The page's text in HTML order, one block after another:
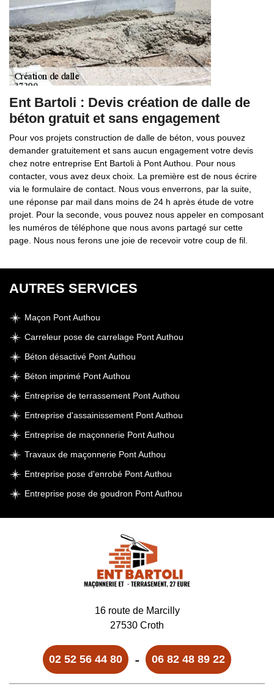
Ent Bartoli : Devis création de dalle de
béton gratuit et sans engagement
Pour vos projets construction de dalle de béton, vous pouvez
demander gratuitement et sans aucun engagement votre devis
chez notre entreprise Ent Bartoli à Pont Authou. Pour nous
contacter, vous avez deux choix. La première est de nous écrire
via le formulaire de contact. Nous vous enverrons, par la suite,
une réponse par mail dans moins de 24 h après étude de votre
projet. Pour la seconde, vous pouvez nous appeler en composant
les numéros de téléphone que nous avons partagé sur cette
page. Nous nous ferons une joie de recevoir votre coup de fil.
AUTRES SERVICES
Maçon Pont Authou
Carreleur pose de carrelage Pont Authou
Béton désactivé Pont Authou
Béton imprimé Pont Authou
Entreprise de terrassement Pont Authou
Entreprise d'assainissement Pont Authou
Entreprise de maçonnerie Pont Authou
Travaux de maçonnerie Pont Authou
Entreprise pose d'enrobé Pont Authou
Entreprise pose de goudron Pont Authou
16 route de Marcilly
27530 Croth
02 52 56 44 80 - 06 82 48 89 22